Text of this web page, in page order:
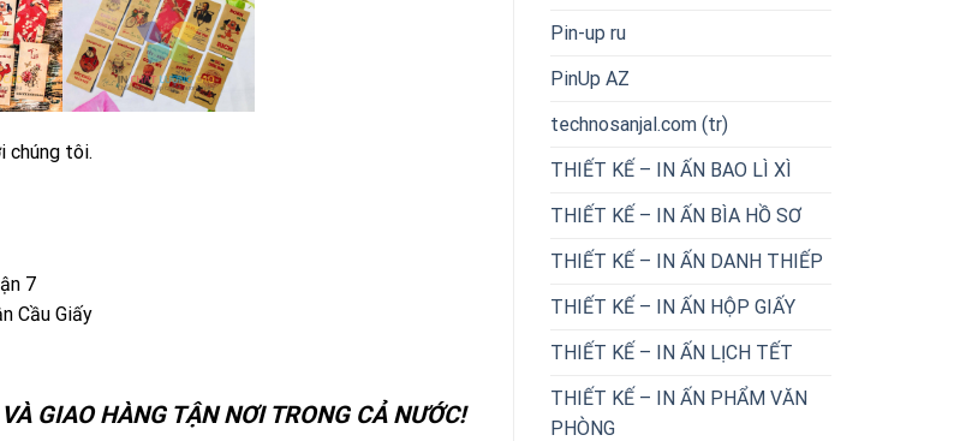
chúng tôi.
7
Cầu Giấy
GIAO HÀNG TẬN NƠI TRONG CẢ NƯỚC!
Pin-up ru
PinUp AZ
technosanjal.com (tr)
THIẾT KẾ – IN ẤN BAO LÌ XÌ
THIẾT KẾ – IN ẤN BÌA HỒ SƠ
THIẾT KẾ – IN ẤN DANH THIẾP
THIẾT KẾ – IN ẤN HỘP GIẤY
THIẾT KẾ – IN ẤN LỊCH TẾT
THIẾT KẾ – IN ẤN PHẨM VĂN
PHÒNG